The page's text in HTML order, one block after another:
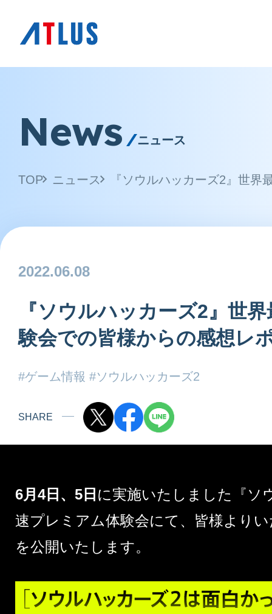
News ニュース
TOP ニュース
2022.06.08
『ソウルハッカーズ2』世
験会での皆様からの感想レ
#ゲーム情報 #ソウルハッカーズ2
SHARE
6月4日、5日 に実施いたしました『ソ
速プレミアム体験会にて、皆様より
を公開いたします。